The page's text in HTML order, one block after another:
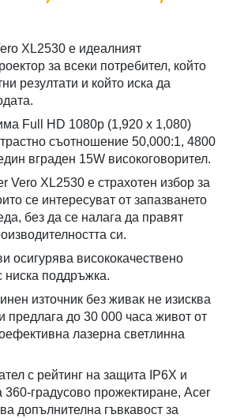
XL2530 е идеалният
за всеки потребител, който
резултати и който иска да
Full HD 1080p (1,920 x 1,080)
съотношение 50,000:1, 4800
вграден 15W високоговорител.
Vero XL2530 е страхотен избор за
се интересуват от запазването
без да се налага да правят
си.
осигурява висококачествено
ниска поддръжка.
източник без живак не изисква
предлага до 30 000 часа живот от
лазерна светлинна
с рейтинг на защита IP6X и
360-градусово прожектиране, Acer
допълнителна гъвкавост за